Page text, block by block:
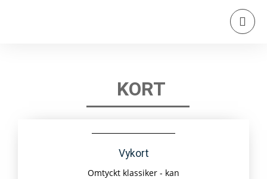
KORT
Vykort
Omtyckt klassiker - kan